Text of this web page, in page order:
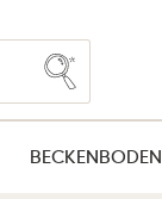
BECKENBODEN